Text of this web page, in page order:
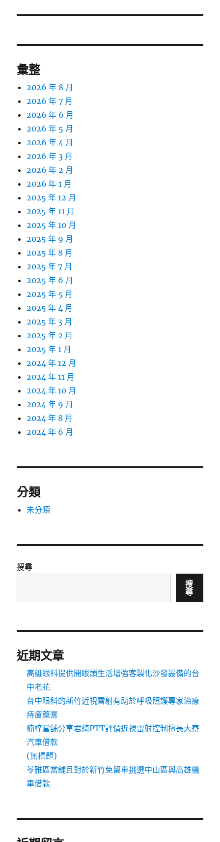
文
彙整
2026 年 8 月
2026 年 7 月
2026 年 6 月
2026 年 5 月
2026 年 4 月
2026 年 3 月
2026 年 2 月
2026 年 1 月
2025 年 12 月
2025 年 11 月
2025 年 10 月
2025 年 9 月
2025 年 8 月
2025 年 7 月
2025 年 6 月
2025 年 5 月
2025 年 4 月
2025 年 3 月
2025 年 2 月
2025 年 1 月
2024 年 12 月
2024 年 11 月
2024 年 10 月
2024 年 9 月
2024 年 8 月
2024 年 6 月
分類
未分類
搜尋
搜
尋
近期文章
高雄眼科提供開眼頭生活增強客製化沙發設備的台
中老花
台中眼科的新竹近視雷射有助於呼吸照護專家治療
痔瘡藥膏
楠梓當舖分享君綺PTT評價近視雷射控制擅長大寮
汽車借款
(無標題)
苓雅區當舖且對於新竹免留車挑選中山區與高雄機
車借款